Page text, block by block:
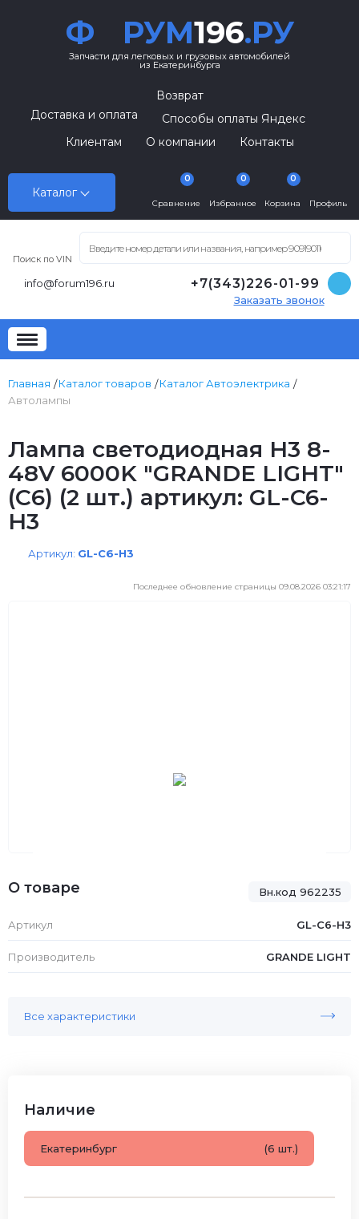
Ф РУМ196.РУ
Запчасти для легковых и грузовых автомобилей
из Екатеринбурга
Каталог
Возврат
Доставка и оплата
Способы оплаты Яндекс
Клиентам
О компании Контакты
Сравнение
0
Избранное
0
Корзина
0
Профиль
Поиск по VIN
info@forum196.ru +7(343)226-01-99
Заказать звонок
Главная Каталог товаров
Каталог Автоэлектрика
Автолампы
Лампа светодиодная H3 8-
48V 6000K "GRANDE LIGHT"
(С6) (2 шт.) артикул: GL-C6-
H3
Артикул: GL-C6-H3
Последнее обновление страницы 09.08.2026 03:21:17
Вн.код 962235
О товаре
Артикул GL-C6-H3
Производитель GRANDE LIGHT
Все характеристики
Наличие
Екатеринбург (6 шт.)